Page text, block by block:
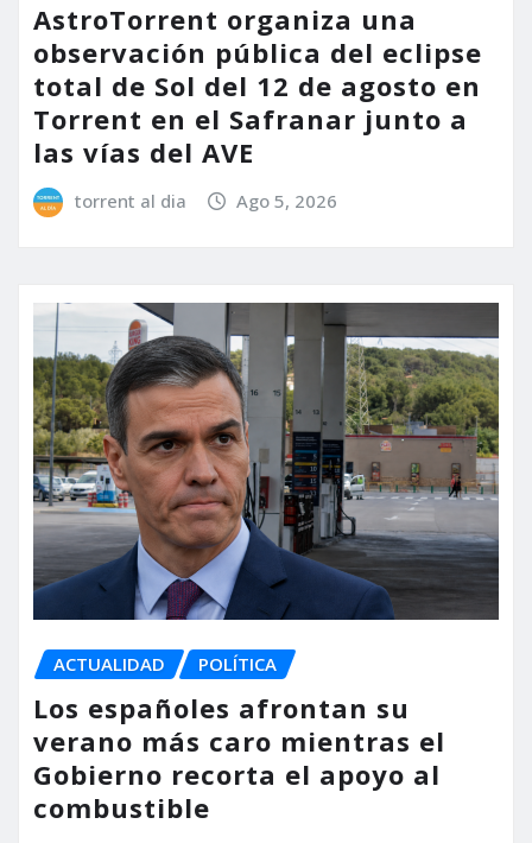
AstroTorrent organiza una
observación pública del eclipse
total de Sol del 12 de agosto en
Torrent en el Safranar junto a
las vías del AVE
torrent al dia Ago 5, 2026
ACTUALIDAD POLÍTICA
Los españoles afrontan su
verano más caro mientras el
Gobierno recorta el apoyo al
combustible